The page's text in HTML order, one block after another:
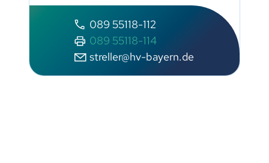
089 55118-112
089 55118-114
streller@hv-bayern.de